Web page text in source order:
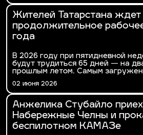
Жителей Татарстана
продолжительное
года
В 2026 году при пятидневной
будут трудиться 65 дней — на
прошлым летом. Самым
02 июня 2026
Анжелика Стубайло
Набережные Челны и
беспилотном КАМАЗе